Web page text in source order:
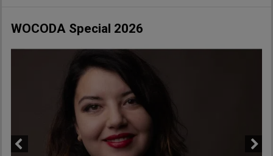
WOCODA Special 2026